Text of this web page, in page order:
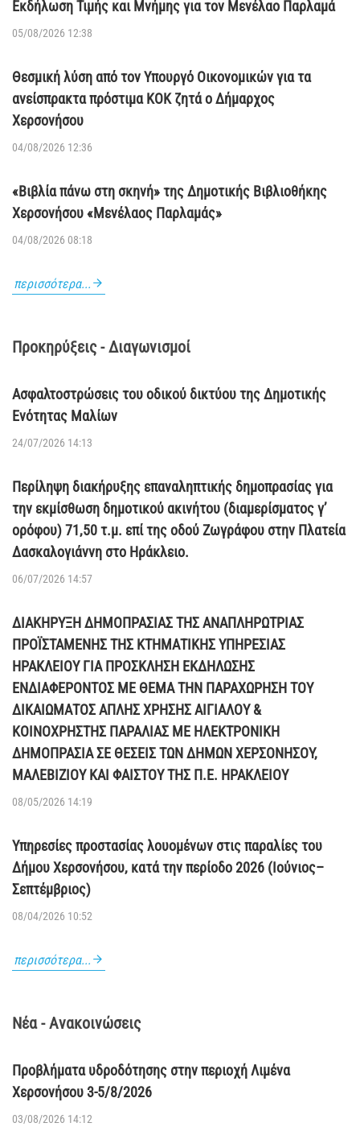
Εκδήλωση Τιμής και Μνήμης για τον Μενέλαο Παρλαμά
05/08/2026 12:38
Θεσμική λύση από τον Υπουργό Οικονομικών για τα
ανείσπρακτα πρόστιμα ΚΟΚ ζητά ο Δήμαρχος
Χερσονήσου
04/08/2026 12:36
«Βιβλία πάνω στη σκηνή» της Δημοτικής Βιβλιοθήκης
Χερσονήσου «Μενέλαος Παρλαμάς»
04/08/2026 08:18
περισσότερα...
Προκηρύξεις - Διαγωνισμοί
Ασφαλτοστρώσεις του οδικού δικτύου της Δημοτικής
Ενότητας Μαλίων
24/07/2026 14:13
Περίληψη διακήρυξης επαναληπτικής δημοπρασίας για
την εκμίσθωση δημοτικού ακινήτου (διαμερίσματος γ’
ορόφου) 71,50 τ.μ. επί της οδού Ζωγράφου στην Πλατεία
Δασκαλογιάννη στο Ηράκλειο.
06/07/2026 14:57
ΔΙΑΚΗΡΥΞΗ ΔΗΜΟΠΡΑΣΙΑΣ ΤΗΣ ΑΝΑΠΛΗΡΩΤΡΙΑΣ
ΠΡΟΪΣΤΑΜΕΝΗΣ ΤΗΣ ΚΤΗΜΑΤΙΚΗΣ ΥΠΗΡΕΣΙΑΣ
ΗΡΑΚΛΕΙΟΥ ΓΙΑ ΠΡΟΣΚΛΗΣΗ ΕΚΔΗΛΩΣΗΣ
ΕΝΔΙΑΦΕΡΟΝΤΟΣ ΜΕ ΘΕΜΑ ΤΗΝ ΠΑΡΑΧΩΡΗΣΗ ΤΟΥ
ΔΙΚΑΙΩΜΑΤΟΣ ΑΠΛΗΣ ΧΡΗΣΗΣ ΑΙΓΙΑΛΟΥ &
ΚΟΙΝΟΧΡΗΣΤΗΣ ΠΑΡΑΛΙΑΣ ΜΕ ΗΛΕΚΤΡΟΝΙΚΗ
ΔΗΜΟΠΡΑΣΙΑ ΣΕ ΘΕΣΕΙΣ ΤΩΝ ΔΗΜΩΝ ΧΕΡΣΟΝΗΣΟΥ,
ΜΑΛΕΒΙΖΙΟΥ ΚΑΙ ΦΑΙΣΤΟΥ ΤΗΣ Π.Ε. ΗΡΑΚΛΕΙΟΥ
08/05/2026 14:19
Υπηρεσίες προστασίας λουομένων στις παραλίες του
Δήμου Χερσονήσου, κατά την περίοδο 2026 (Ιούνιος–
Σεπτέμβριος)
08/04/2026 10:52
περισσότερα...
Νέα - Ανακοινώσεις
Προβλήματα υδροδότησης στην περιοχή Λιμένα
Χερσονήσου 3-5/8/2026
03/08/2026 14:12